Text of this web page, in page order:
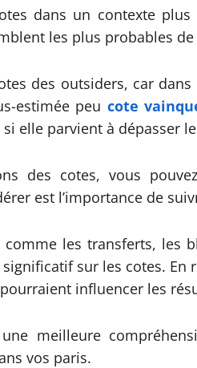
dans un contexte
les plus probables de
des outsiders, car
estimée peu cote
elle parvient à dépasser
des cotes, vous
est l’importance de
les transferts, les
sur les cotes. En
influencer les
meilleure
vos paris.